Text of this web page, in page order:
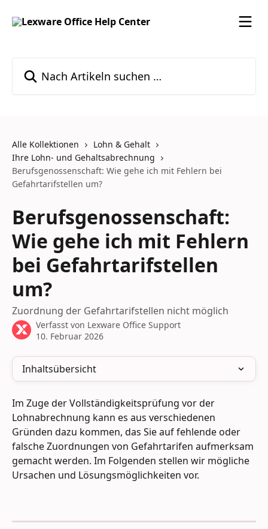
Alle Kollektionen
Lohn & Gehalt
Ihre Lohn- und Gehaltsabrechnung
Berufsgenossenschaft: Wie gehe ich mit Fehlern bei
Gefahrtarifstellen um?
Berufsgenossenschaft:
Wie gehe ich mit Fehlern
bei Gefahrtarifstellen
um?
Zuordnung der Gefahrtarifstellen nicht möglich
Verfasst von Lexware Office Support
10. Februar 2026
Inhaltsübersicht
Im Zuge der Vollständigkeitsprüfung vor der
Lohnabrechnung kann es aus verschiedenen
Gründen dazu kommen, das Sie auf fehlende oder
falsche Zuordnungen von Gefahrtarifen aufmerksam
gemacht werden. Im Folgenden stellen wir mögliche
Ursachen und Lösungsmöglichkeiten vor.